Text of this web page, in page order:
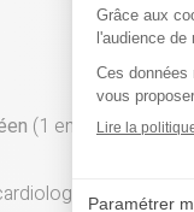
(1 en médecine
imagerie et